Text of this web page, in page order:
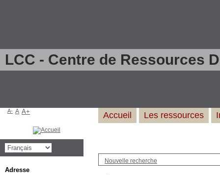
LCC - Centre de Ressources
Nouvelle recherche
Accueil Les ressources
A- A A+
Adresse